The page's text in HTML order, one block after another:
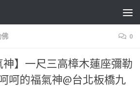
0
神】一尺三高樟木蓮座彌勒
呵的福氣神@台北板橋九